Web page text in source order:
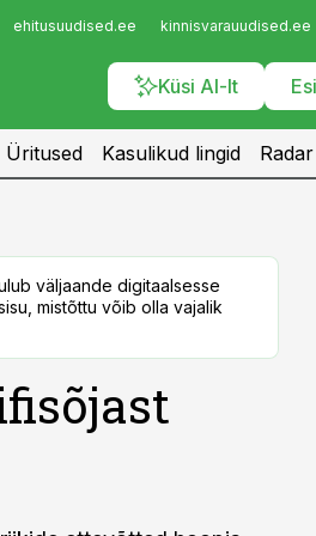
ehitusuudised.ee kinnisvarauudised.ee
Küsi AI-lt
Üritused Kasulikud lingid Radar
väljaande digitaalsesse
mistõttu võib olla vajalik